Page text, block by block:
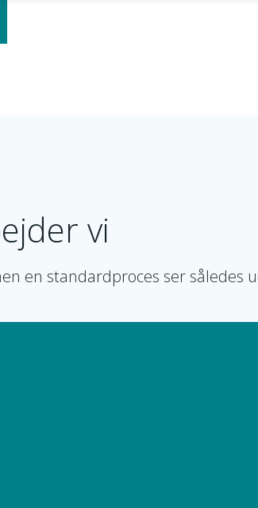
vi
en standardproces ser således